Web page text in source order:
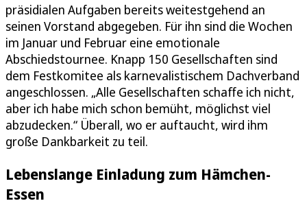
präsidialen Aufgaben bereits weitestgehend an
seinen Vorstand abgegeben. Für ihn sind die Wochen
im Januar und Februar eine emotionale
Abschiedstournee. Knapp 150 Gesellschaften sind
dem Festkomitee als karnevalistischem Dachverband
angeschlossen. „Alle Gesellschaften schaffe ich nicht,
aber ich habe mich schon bemüht, möglichst viel
abzudecken.“ Überall, wo er auftaucht, wird ihm
große Dankbarkeit zu teil.
Lebenslange Einladung zum Hämchen-
Essen